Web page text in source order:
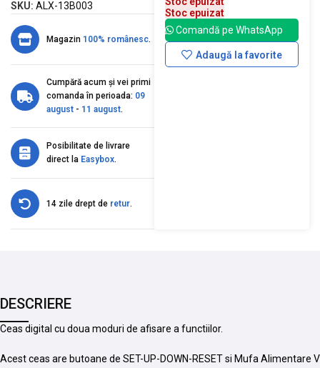
SKU: ALX-13B003
Magazin 100% românesc.
Cumpără acum și vei primi
comanda în perioada: 09
august - 11 august.
Posibilitate de livrare
direct la Easybox.
14 zile drept de retur.
Stoc epuizat
Comandă pe WhatsApp
Adaugă la favorite
DESCRIERE
Ceas digital cu doua moduri de afisare a functiilor.
Acest ceas are butoane de SET-UP-DOWN-RESET si Mufa Alimentare V